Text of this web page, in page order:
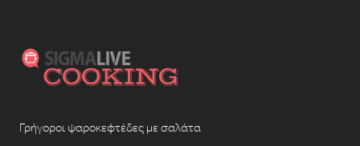
Γρήγοροι ψαροκεφτέδες με σαλάτα